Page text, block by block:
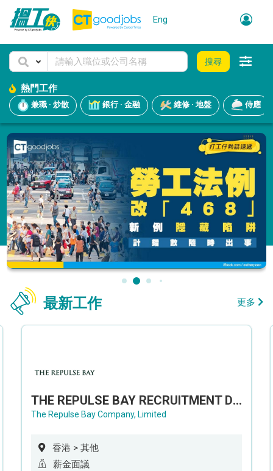
Eng
搜尋
熱門工作
兼職 · 炒散 銀行 · 金融 維修 · 地盤 侍應
最新工作 更多
THE REPULSE BAY RECRUITMENT DAY 淺水灣影灣園人才招聘會
The Repulse Bay Company, Limited
香港 > 其他
薪金面議